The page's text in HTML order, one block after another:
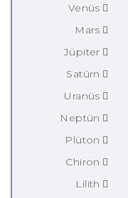
Venüs
Mars
Jüpiter
Satürn
Uranüs
Neptün
Plüton
Chiron
Lilith